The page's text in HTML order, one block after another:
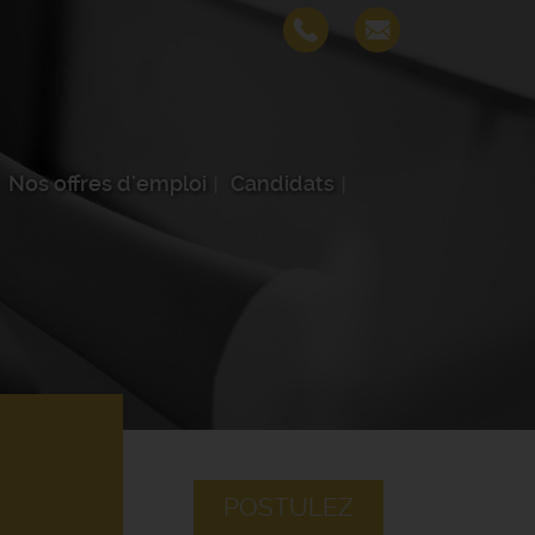
Nos offres d'emploi Candidats
POSTULEZ